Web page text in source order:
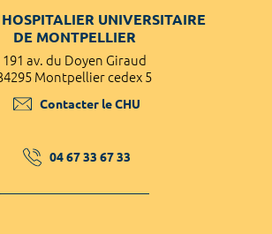
UNIVERSITAIRE
DE MONTPELLIER
191 av. du Doyen Giraud
Montpellier cedex 5
Contacter le CHU
04 67 33 67 33